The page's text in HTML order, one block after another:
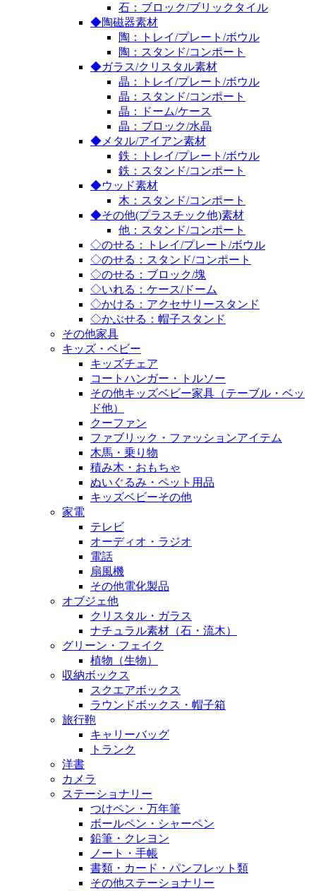
石：ブロック/ブリックタイル
◆陶磁器素材
陶：トレイ/プレート/ボウル
陶：スタンド/コンポート
◆ガラス/クリスタル素材
晶：トレイ/プレート/ボウル
晶：スタンド/コンポート
晶：ドーム/ケース
晶：ブロック/水晶
◆メタル/アイアン素材
鉄：トレイ/プレート/ボウル
鉄：スタンド/コンポート
◆ウッド素材
木：スタンド/コンポート
◆その他(プラスチック他)素材
他：スタンド/コンポート
◇のせる：トレイ/プレート/ボウル
◇のせる：スタンド/コンポート
◇のせる：ブロック/塊
◇いれる：ケース/ドーム
◇かける：アクセサリースタンド
◇かぶせる：帽子スタンド
その他家具
キッズ・ベビー
キッズチェア
コートハンガー・トルソー
その他キッズベビー家具（テーブル・ベッ
ド他）
クーファン
ファブリック・ファッションアイテム
木馬・乗り物
積み木・おもちゃ
ぬいぐるみ・ペット用品
キッズベビーその他
家電
テレビ
オーディオ・ラジオ
電話
扇風機
その他電化製品
オブジェ他
クリスタル・ガラス
ナチュラル素材（石・流木）
グリーン・フェイク
植物（生物）
収納ボックス
スクエアボックス
ラウンドボックス・帽子箱
旅行鞄
キャリーバッグ
トランク
洋書
カメラ
ステーショナリー
つけペン・万年筆
ボールペン・シャーペン
鉛筆・クレヨン
ノート・手帳
書類・カード・パンフレット類
その他ステーショナリー